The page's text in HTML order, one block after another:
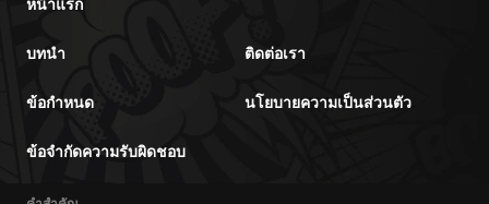
ตอนที่ 69
หน้าแรก
บทนำ ติดต่อเรา
ข้อกำหนด นโยบายความเป็นส่วนตัว
ข้อจำกัดความรับผิดชอบ